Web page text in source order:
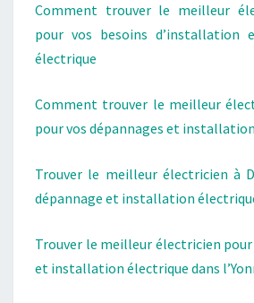
Comment trouver le meilleur
pour vos besoins d’installation
électrique
Comment trouver le meilleur
pour vos dépannages et
Trouver le meilleur électricien à
dépannage et installation
Trouver le meilleur électricien
et installation électrique dans